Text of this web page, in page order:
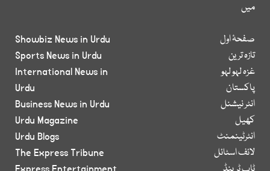
میں
صفحۂ اول
تازہ ترین
غزہ لہو لہو
پاکستان
انٹر نیشنل
کھیل
انٹرٹینمنٹ
لائف اسٹائل
Showbiz News in Urdu
Sports News in Urdu
International News in
Urdu
Business News in Urdu
Urdu Magazine
Urdu Blogs
The Express Tribune